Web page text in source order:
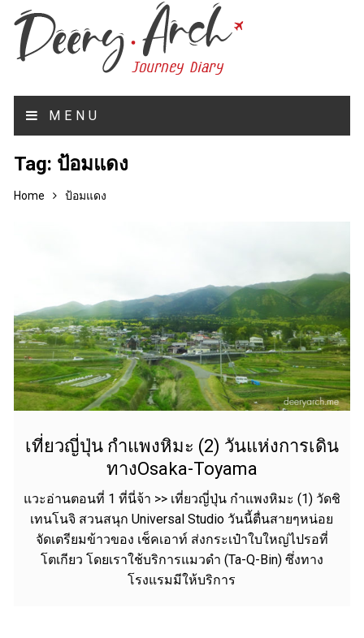
MENU
Tag: ป้อมแดง
Home ป้อมแดง
เที่ยวญี่ปุ่น กำแพงหิมะ (2) วันแห่งการเดิน
ทางOsaka-Toyama
แวะอ่านตอนที่ 1 ที่นี่จ้า >> เที่ยวญี่ปุ่น กำแพงหิมะ (1) วัดชิ
เทนโนจิ สวนสนุก Universal Studio วันนี้ตื่นสายๆหน่อย
จัดเตรียมข้าวของ เช็คเอาท์ ส่งกระเป๋าใบใหญ่ไปรอที่
โตเกียว โดยเราใช้บริการแมวดำ (Ta-Q-Bin) ซึ่งทาง
โรงแรมมีให้บริการ